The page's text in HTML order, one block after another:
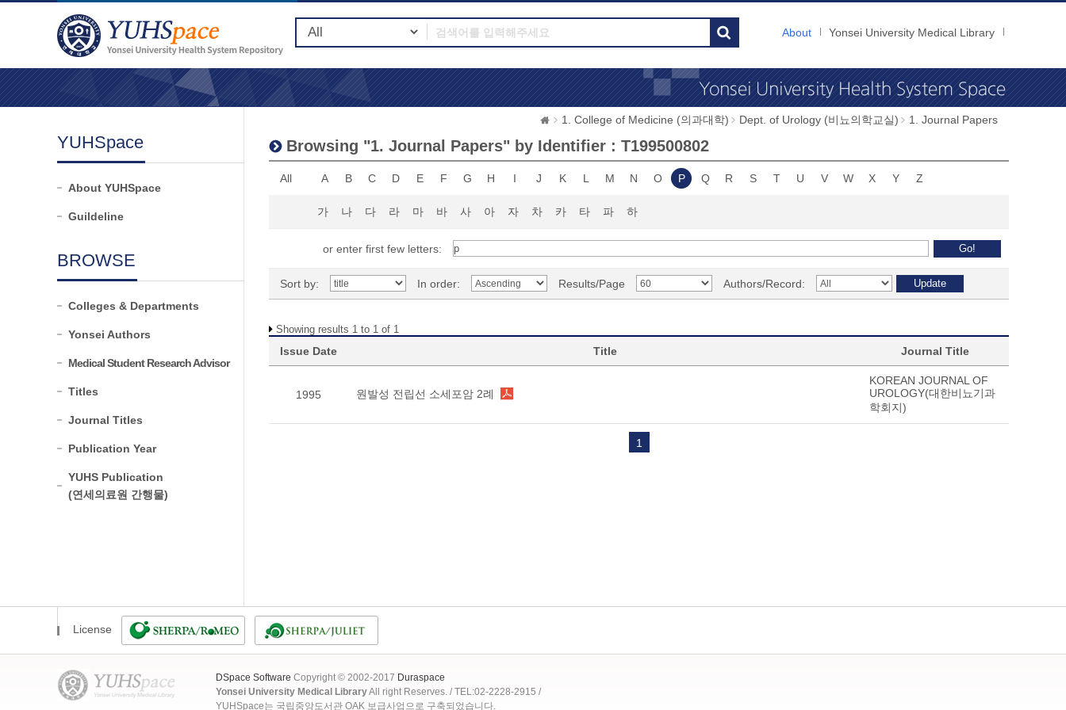
About Yonsei University Medical Library
YUHSpace
About YUHSpace
Guildeline
BROWSE
Colleges & Departments
Yonsei Authors
Medical Student Research Advisor
Titles
Journal Titles
Publication Year
YUHS Publication
(연세의료원 간행물)
1. College of Medicine (의과대학) Dept. of Urology (비뇨의학교실) 1. Journal Papers
Browsing "1. Journal Papers" by Identifier : T199500802
All A B C D E F G H I J K L M N O P Q R S T U V W X Y Z
가 나 다 라 마 바 사 아 자 차 카 타 파 하
or enter first few letters:
Sort by: In order: Results/Page Authors/Record:
Showing results 1 to 1 of 1
Issue Date Title Journal Title
1995 원발성 전립선 소세포암 2례
KOREAN JOURNAL OF
UROLOGY(대한비뇨기과
학회지)
1
License
DSpace Software Copyright © 2002-2017 Duraspace
Yonsei University Medical LibraryAll right Reserves. / TEL:02-2228-2915 /
YUHSpace는 국립중앙도서관 OAK 보급사업으로 구축되었습니다.